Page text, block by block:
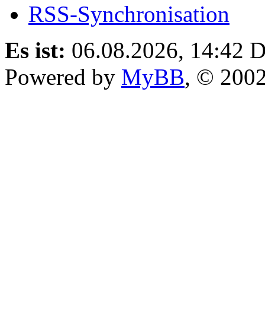
RSS-Synchronisation
Es ist: 06.08.2026, 14:42
Powered by MyBB, ©